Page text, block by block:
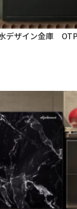
デザイン金庫